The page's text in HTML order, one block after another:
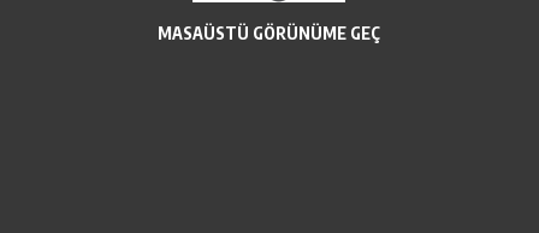
MASAÜSTÜ GÖRÜNÜME GEÇ